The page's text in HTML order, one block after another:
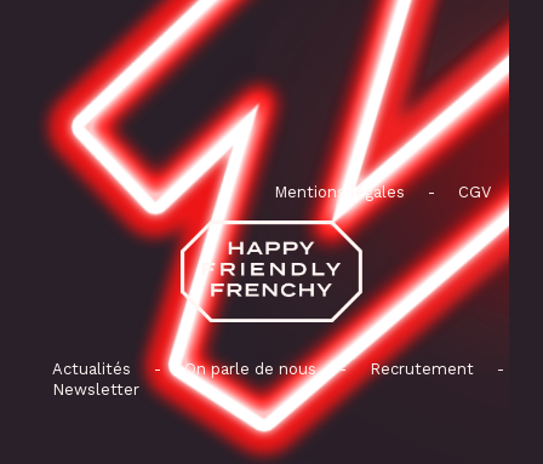
Mentions légales - CGV
Actualités - On parle de nous - Recrutement
-
Newsletter